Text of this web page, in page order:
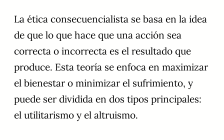
La ética consecuencialista se basa en la idea
de que lo que hace que una acción sea
correcta o incorrecta es el resultado que
produce. Esta teoría se enfoca en maximizar
el bienestar o minimizar el sufrimiento, y
puede ser dividida en dos tipos principales:
el utilitarismo y el altruismo.